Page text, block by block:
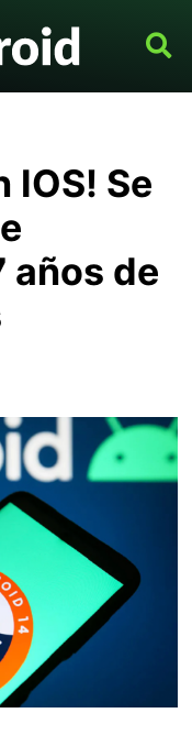
IOS! Se
años de